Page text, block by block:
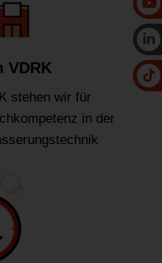
VDRK
stehen wir für
in der